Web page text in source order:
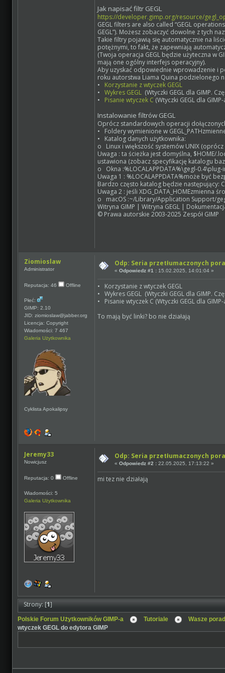
Jak napisać filtr GEGL
https://developer.gimp.org/resource/
GEGL filters are also called “GEGL
GEGL”). Możesz zobaczyć dowolne z tych
Takie filtry pojawią się automatycznie na
potężnymi, to fakt, że zapewniają
(Twoja operacja GEGL będzie użyteczna w
mają one ogólny interfejs operacyjny).
Aby uzyskać odpowiednie wprowadzenie i
roku autorstwa Liama Quina podzielonego
• Korzystanie z wtyczek GEGL
•Wykres GEGL (Wtyczki GEGL dla GIMP.
• Pisanie wtyczek C (Wtyczki GEGL dla
Instalowanie filtrów GEGL
Oprócz standardowych operacji
• Foldery wymienione w
• Katalog danych użytkownika:
o Linux i większość systemów UNIX (oprócz
Uwaga : ta ścieżka jest domyślna, $HOME/
ustawiona (zobacz specyfikację katalogu
o Okna :%LOCALAPPDATA%\gegl-0.4\plug-
Uwaga 1 : %LOCALAPPDATA%może być
Bardzo często katalog będzie następujący:
Uwaga 2 : jeśli XDG_DATA_HOMEzmienna
o macOS :~/Library/Application Support/
Witryna GIMP | Witryna GEGL |
© Prawa autorskie 2003-2025 Zespół GIMP
Ziomioslaw
Administrator
Reputacja: 46 Offline
Płeć:
GIMP: 2.10
JID: ziomioslaw@jabber.org
Licencja: Copyright
Wiadomości: 7 467
Galeria Użytkownika
Cyklista Apokalipsy
Odp: Seria przetłumaczonych
«Odpowiedz #1 : 15.02.2025, 14:01:04 »
• Korzystanie z wtyczek GEGL
• Wykres GEGL (Wtyczki GEGL dla GIMP.
• Pisanie wtyczek C (Wtyczki GEGL dla
To mają być linki? bo nie działają
Jeremy33
Nowicjusz
Reputacja: 0 Offline
Wiadomości: 5
Galeria Użytkownika
Odp: Seria przetłumaczonych
«Odpowiedz #2 : 22.05.2025, 17:13:22 »
mi tez nie działają
Strony: [1]
Polskie Forum Użytkowników GIMP-a Tutoriale
Wasze
wtyczek GEGL do edytora GIMP